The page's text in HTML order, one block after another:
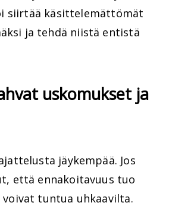
siirtää käsittelemättömät
ja tehdä niistä entistä
uskomukset ja
jäykempää. Jos
että ennakoitavuus tuo
tuntua uhkaavilta.